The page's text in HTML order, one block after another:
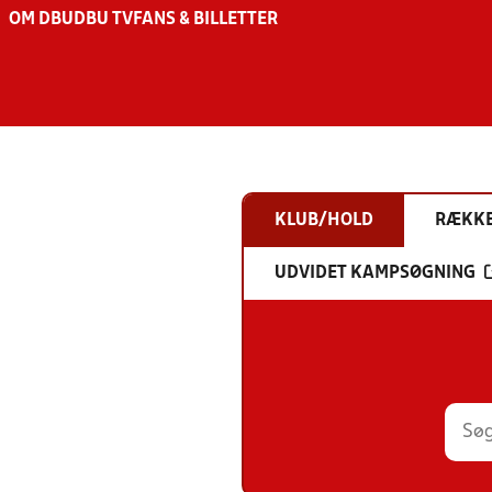
OM DBU DBU TV FANS & BILLETTER
KLUB/HOLD
UDVIDET KAMPSØGNING